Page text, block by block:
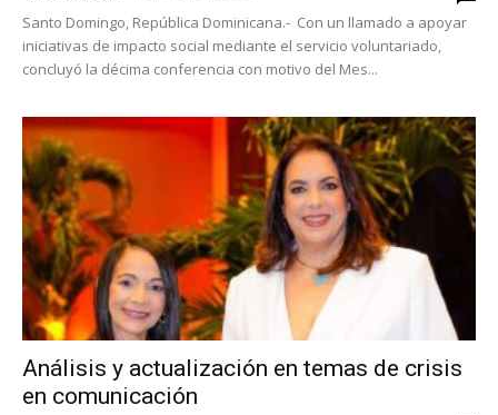
Santo Domingo, República Dominicana.- Con un llamado a apoyar
iniciativas de impacto social mediante el servicio voluntariado,
concluyó la décima conferencia con motivo del Mes...
Análisis y actualización en temas de crisis
en comunicación